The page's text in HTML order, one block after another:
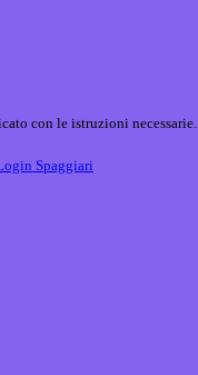
con le istruzioni necessarie.
Spaggiari